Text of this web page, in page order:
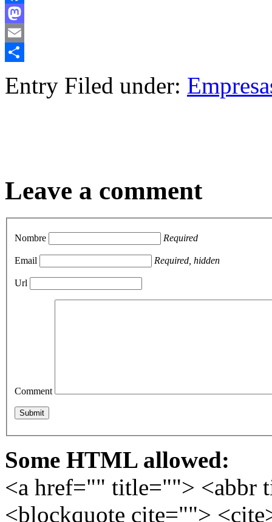
Facebook
Mastodon
Email
Entry Filed under:
Leave a comment
Nombre Required
Email Required, hidden
Url
Comment
Some HTML allowed:
<a href="" title=""> <abbr
<blockquote cite="">